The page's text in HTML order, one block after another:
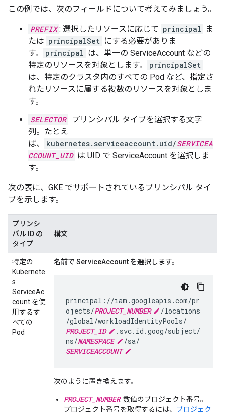
この例では、次のフィールドについて考えてみましょう。
PREFIX : 選択したリソースに応じて principal
ま
たは principalSet にする必要がありま
す。
principal は、単一の ServiceAccount などの
特定のリソースを対象とします。
principalSet
は、特定のクラスタ内のすべての Pod など、指定さ
れたリソースに属する複数のリソースを対象としま
す。
SELECTOR : プリンシパル タイプを選択する文字
列。たとえ
ば、
kubernetes.serviceaccount.uid/SERVICEA
CCOUNT_UID は UID で ServiceAccount を選択しま
す。
次の表に、GKE でサポートされているプリンシパル タイ
プを示します。
プリンシ
パル ID の
タイプ
構文
特定の
Kubernete
s
ServiceAc
count を使
用するす
べての
Pod
名前で ServiceAccount を選択します。
principal://iam.googleapis.com/pr
ojects/PROJECT_NUMBER
/locations
/global/workloadIdentityPools/
PROJECT_ID
.svc.id.goog/subject/
ns/NAMESPACE
/sa/
SERVICEACCOUNT
次のように置き換えます。
PROJECT_NUMBER: 数値のプロジェクト番号。
プロジェクト番号を取得するには、 プロジェク